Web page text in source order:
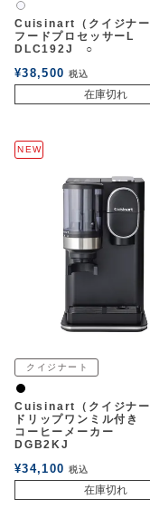
白2
Cuisinart（クイジナー
フードプロセッサーL
DLC192J ○
¥38,500 税込
在庫切れ
NEW
クイジナート
黒
Cuisinart（クイジナー
ドリップワンミル付き
コーヒーメーカー
DGB2KJ
¥34,100 税込
在庫切れ